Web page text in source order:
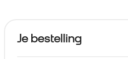
Je bestelling